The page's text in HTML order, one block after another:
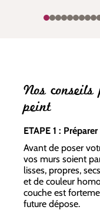
Nos
peint
ETAPE 1 :
Avant de poser
vos murs soient
lisses, propres,
et de couleur
couche est
future dépose.